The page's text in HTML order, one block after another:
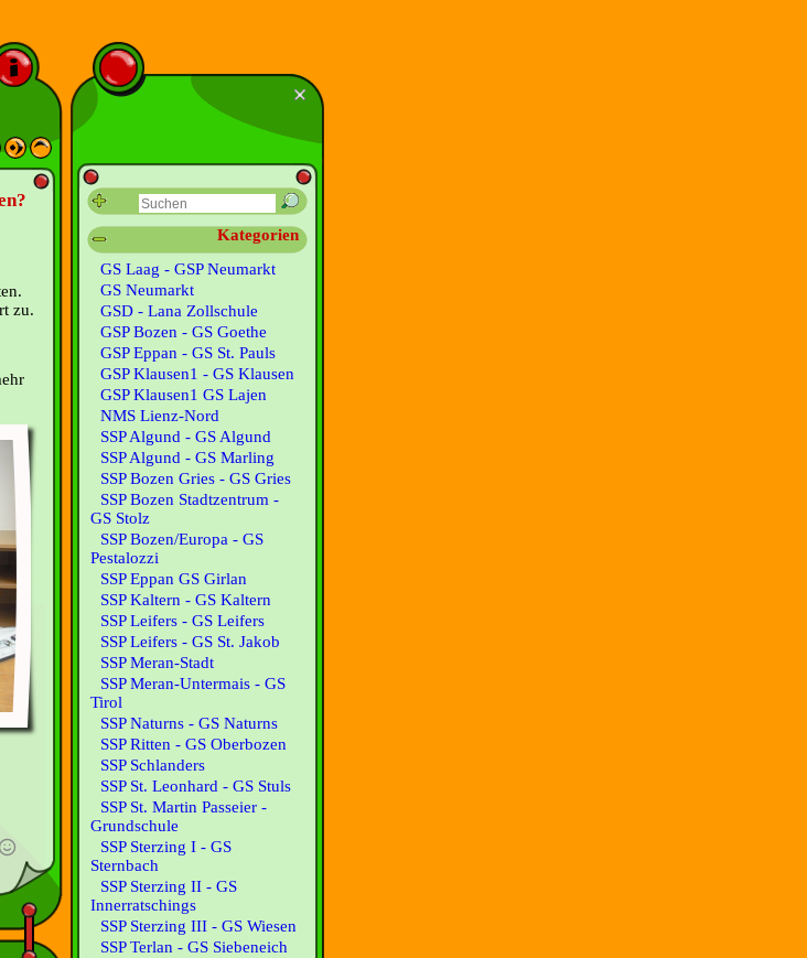
zu.
Kategorien
GS Laag - GSP Neumarkt
GS Neumarkt
GSD - Lana Zollschule
GSP Bozen - GS Goethe
GSP Eppan - GS St. Pauls
GSP Klausen1 - GS Klausen
GSP Klausen1 GS Lajen
NMS Lienz-Nord
SSP Algund - GS Algund
SSP Algund - GS Marling
SSP Bozen Gries - GS Gries
SSP Bozen Stadtzentrum -
GS Stolz
SSP Bozen/Europa - GS
Pestalozzi
SSP Eppan GS Girlan
SSP Kaltern - GS Kaltern
SSP Leifers - GS Leifers
SSP Leifers - GS St. Jakob
SSP Meran-Stadt
SSP Meran-Untermais - GS
Tirol
SSP Naturns - GS Naturns
SSP Ritten - GS Oberbozen
SSP Schlanders
SSP St. Leonhard - GS Stuls
SSP St. Martin Passeier -
Grundschule
SSP Sterzing I - GS
Sternbach
SSP Sterzing II - GS
Innerratschings
SSP Sterzing III - GS Wiesen
SSP Terlan - GS Siebeneich